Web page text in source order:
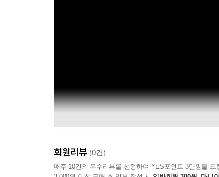
회원리뷰 (0건)
매주 10건의 우수리뷰를 선정하여 YES포인트 3만원을 드